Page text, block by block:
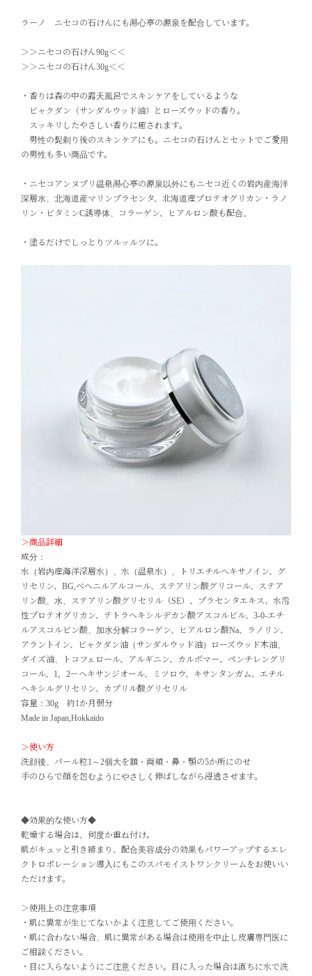
ラーノ ニセコの石けんにも湯心亭の源泉を配合しています。
＞＞ニセコの石けん90g＜＜
＞＞ニセコの石けん30g＜＜
・香りは森の中の露天風呂でスキンケアをしているような
ビャクダン（サンダルウッド油）とローズウッドの香り。
スッキリしたやさしい香りに癒されます。
男性の髭剃り後のスキンケアにも。ニセコの石けんとセットでご愛用
の男性も多い商品です。
・ニセコアンヌプリ温泉湯心亭の源泉以外にもニセコ近くの岩内産海洋
深層水、北海道産マリンプラセンタ、北海道産プロテオグリカン・ラノ
リン・ビタミンC誘導体、コラーゲン、ヒアルロン酸も配合。
・塗るだけでしっとりツルッルツに。
＞商品詳細
成分：
水（岩内産海洋深層水）、水（温泉水）、トリエチルヘキサノイン、グ
リセリン、BG,ベヘニルアルコール、ステアリン酸グリコール、ステア
リン酸、水、ステアリン酸グリセリル（SE）、プラセンタエキス、水溶
性プロテオグリカン、テトラヘキシルデカン酸アスコルビル、3-0-エチ
ルアスコルビン酸、加水分解コラーゲン、ヒアルロン酸Na、ラノリン、
アラントイン、ビャクダン油（サンダルウッド油）ローズウッド木油、
ダイズ油、トコフェロール、アルギニン、カルボマー、ペンチレングリ
コール、1，2－ヘキサンジオール、ミツロウ、キサンタンガム、エチル
ヘキシルグリセリン、カプリル酸グリセリル
容量：30g 約1か月弱分
Made in Japan,Hokkaido
＞使い方
洗顔後、パール粒1～2個大を額・両頬・鼻・顎の5か所にのせ
手のひらで顔を包むようにやさしく伸ばしながら浸透させます。
◆効果的な使い方◆
乾燥する場合は、何度か重ね付け。
肌がキュッと引き締まり、配合美容成分の効果もパワーアップするエレ
クトロポレーション導入にもこのスパモイストワンクリームをお使いい
ただけます。
＞使用上の注意事項
・肌に異常が生じてないかよく注意してご使用ください。
・肌に合わない場合、肌に異常がある場合は使用を中止し皮膚専門医に
ご相談ください。
・目に入らないようにご注意ください。目に入った場合は直ちに水で洗